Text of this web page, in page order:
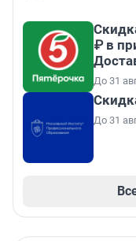
₽ в
До 31
До 31